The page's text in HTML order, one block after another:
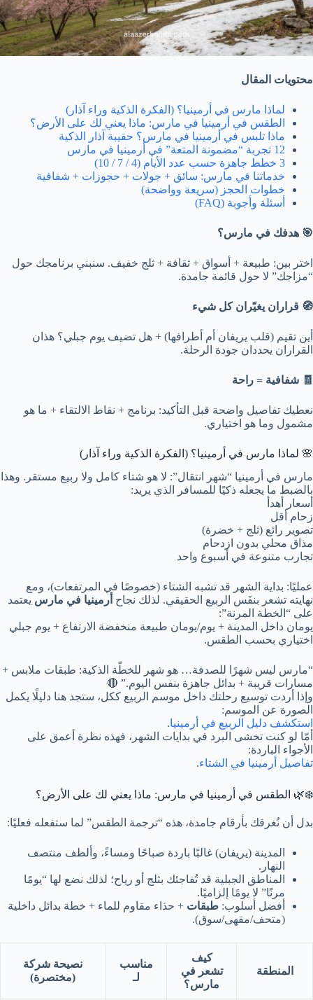
محتويات المقال
لماذا مارس في أرمينيا؟ (الفكرة الذكية وراء آذار)
الطقس في أرمينيا في مارس: ماذا يعني لك على الأرض؟
ماذا تلبس في أرمينيا في مارس؟ حقيبة آذار الذكية
12 تجربة “مضمونة المتعة” في أرمينيا في مارس
3 خطط جاهزة حسب عدد الأيام (4 / 7 / 10)
خدماتنا في مارس: سائق + جولات + حجوزات + شفافية
خطوات الحجز (سريعة وواضحة)
أسئلة وأجوبة (FAQ)
🎯 هدفك في مارس؟
اختر بين: طبيعة + أسواق + ثقافة + ثلج خفيف. سنبني برنامجك حول
“مزاجك” لا حول قائمة جامدة.
🧭 قراران يغيّران كل شيء
أين تقيم (قلب يريفان أم أطرافها) + هل تضيف يوم جبلي؟ هذان
القراران يحددان جودة الرحلة.
🧾 شفافية = راحة
نعطيك تفاصيل واضحة قبل التأكيد: برنامج + نقاط الالتقاء + ما هو
مشمول وما هو اختياري.
🌸 لماذا مارس في أرمينيا؟ (الفكرة الذكية وراء آذار)
مارس في أرمينيا “شهر انتقال”: لا هو شتاء كامل ولا ربيع مستقر. وهذا
بالضبط ما يجعله ذكيًا للمسافر الذي يريد:
أسعار أهدأ
زحام أقل
تصوير رائع (ثلج + خضرة)
مذاق محلي بدون ازدحام
تجارب متنوعة في أسبوع واحد
عمليًا: بداية الشهر قد تشبه الشتاء (خصوصًا في المرتفعات)، ومع
نهايته تشعر بنفَس الربيع الحقيقي. لذلك نجاح أرمينيا في مارس يعتمد
على “الخطة المرنة”:
يومان داخل المدينة + يوم/يومان طبيعة منخفضة الارتفاع + يوم جبلي
اختياري بحسب الطقس.
“مارس ليس شهرًا للصدفة… هو شهر للخطّة الذكية: طبقات ملابس +
مسارات قريبة + بدائل جاهزة بنفس اليوم.” 🔴
وإذا أردت توسيع رحلتك داخل موسم الربيع ككل، ستجد هنا دليلًا يكمل
الصورة عن الموسم:
استكشف دليل الربيع في أرمينيا.
أمّا لو كنت تخشى البرد في بدايات الشهر، فهذه نظرة أعمق على
الأجواء الباردة:
تفاصيل أرمينيا في الشتاء.
❄️🌿 الطقس في أرمينيا في مارس: ماذا يعني لك على الأرض؟
بدل أن نُغرقك بأرقام جامدة، هذه “ترجمة الطقس” لما ستفعله فعليًا:
المدينة (يريفان) غالبًا باردة صباحًا ومساءً، وألطف منتصف
النهار.
المناطق الجبلية قد تُفاجئك بثلج أو رياح؛ لذلك نضع لها “يومًا
مرنًا” لا يومًا إلزاميًا.
أفضل أسلوب: طبقات + حذاء مقاوم للماء + خطة بدائل داخلية
(متحف/مقهى/سوق).
المنطقة
كيف
تشعر في
مارس؟
مناسب
لـ
نصيحة شركة
(مختصرة)